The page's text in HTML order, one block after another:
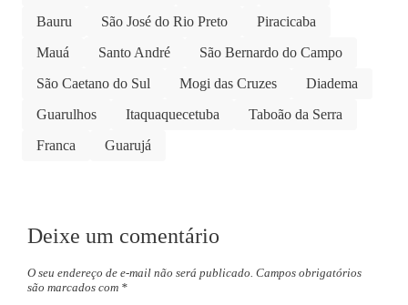
Bauru
São José do Rio Preto
Piracicaba
Mauá
Santo André
São Bernardo do Campo
São Caetano do Sul
Mogi das Cruzes
Diadema
Guarulhos
Itaquaquecetuba
Taboão da Serra
Franca
Guarujá
Deixe um comentário
O seu endereço de e-mail não será publicado. Campos obrigatórios
são marcados com *